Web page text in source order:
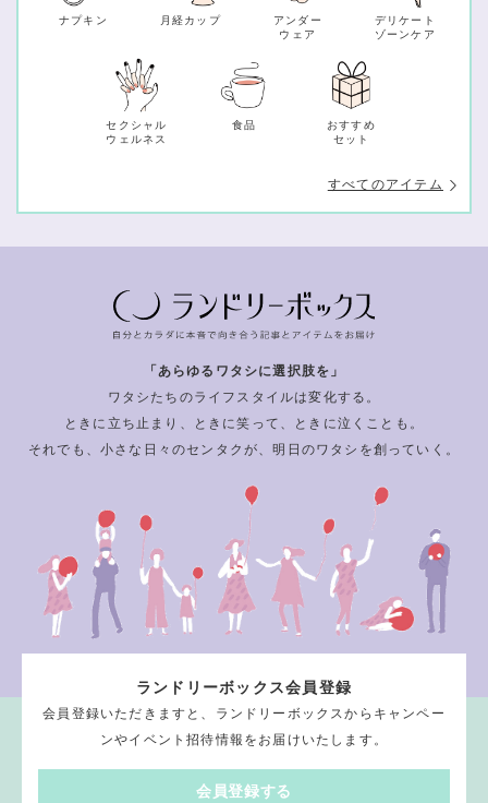
ナプキン 月経カップ
アンダー
ウェア
デリケート
ゾーンケア
セクシャル
ウェルネス
食品
おすすめ
セット
すべてのアイテム
「あらゆるワタシに選択肢を」
ワタシたちのライフスタイルは変化する。
ときに立ち止まり、ときに笑って、ときに泣くことも。
それでも、小さな日々のセンタクが、明日のワタシを創っていく。
ランドリーボックス会員登録
会員登録いただきますと、ランドリーボックスからキャンペー
ンやイベント招待情報をお届けいたします。
会員登録する